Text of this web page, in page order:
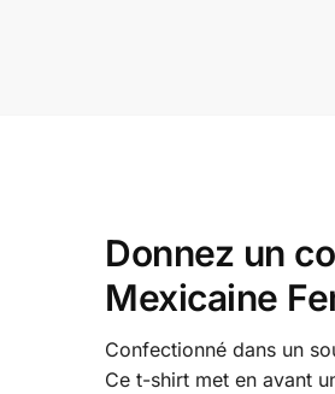
Donnez un
Mexicaine
Confectionné dans un
Ce t-shirt met en avant